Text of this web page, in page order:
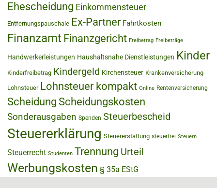
Ehescheidung Einkommensteuer
Entfernungspauschale Ex-Partner Fahrtkosten
Finanzamt Finanzgericht Freibetrag Freibeträge
Handwerkerleistungen Haushaltsnahe Dienstleistungen Kinder
Kinderfreibetrag Kindergeld Kirchensteuer Krankenversicherung
Lohnsteuer Lohnsteuer kompakt Online Rentenversicherung
Scheidung Scheidungskosten
Sonderausgaben Spenden Steuerbescheid
Steuererklärung Steuererstattung steuerfrei Steuern
Steuerrecht Studenten Trennung Urteil
Werbungskosten § 35a EStG